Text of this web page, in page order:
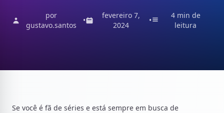
por
gustavo.santos
•
fevereiro 7,
2024
•
4 min de
leitura
Se você é fã de séries e está sempre em busca de